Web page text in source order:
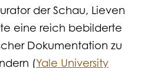
der Schau, Lieven
eine reich bebilderte
Dokumentation zu
(Yale University